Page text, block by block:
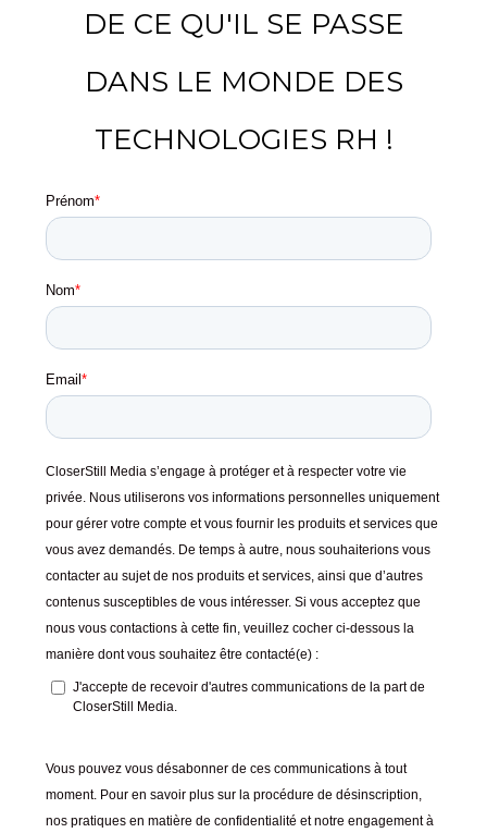
DE CE QU'IL SE PASSE
DANS LE MONDE DES
TECHNOLOGIES RH !